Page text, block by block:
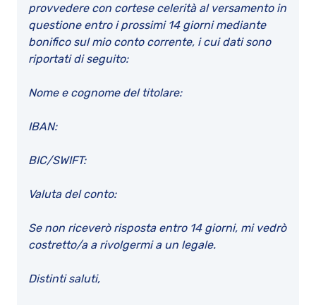
provvedere con cortese celerità al versamento in
questione entro i prossimi 14 giorni mediante
bonifico sul mio conto corrente, i cui dati sono
riportati di seguito:
Nome e cognome del titolare:
IBAN:
BIC/SWIFT:
Valuta del conto:
Se non riceverò risposta entro 14 giorni, mi vedrò
costretto/a a rivolgermi a un legale.
Distinti saluti,